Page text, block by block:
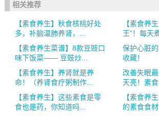
相关推荐
【素食养生】秋食核桃好处
多，补脑温肺养肾，...
【素食养
王”！每天
【素食养生菜谱】8款豆豉口
味下饭菜—— 豆豉炒...
保护心脏
收藏！
【素食养生】养肾就是养
命！（养肾食疗粥制作...
改善失眠
天亮！素
【素食养生】这些素食是零
食也是药，你知道吗...
【素食养
的素食食材